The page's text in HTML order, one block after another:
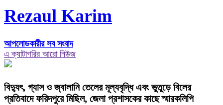
Rezaul Karim
আপলোডকারীর সব সংবাদ
এ ক্যাটাগরির আরো নিউজ
বিদ্যুৎ, গ্যাস ও জ্বালানি তেলের মূল্যবৃদ্ধি এবং ভুতুড়ে বিলের
প্রতিবাদে ফরিদপুরে মিছিল, জেলা প্রশাসকের কাছে স্মারকলিপি